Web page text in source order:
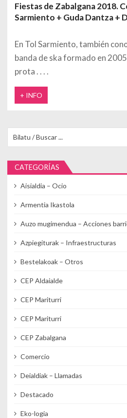
Fiestas de Zabalgana 2018.
Sarmiento + Guda Dantza +
En Tol Sarmiento, también
banda de ska formado en
prota
+ INFO
CATEGORÍAS
Aisialdia – Ocio
Armentia Ikastola
Auzo mugimendua – Acciones
Azpiegiturak – Infraestructuras
Bestelakoak – Otros
CEP Aldaialde
CEP Mariturri
CEP Mariturri
CEP Zabalgana
Comercio
Deialdiak – Llamadas
Destacado
Eko-logia